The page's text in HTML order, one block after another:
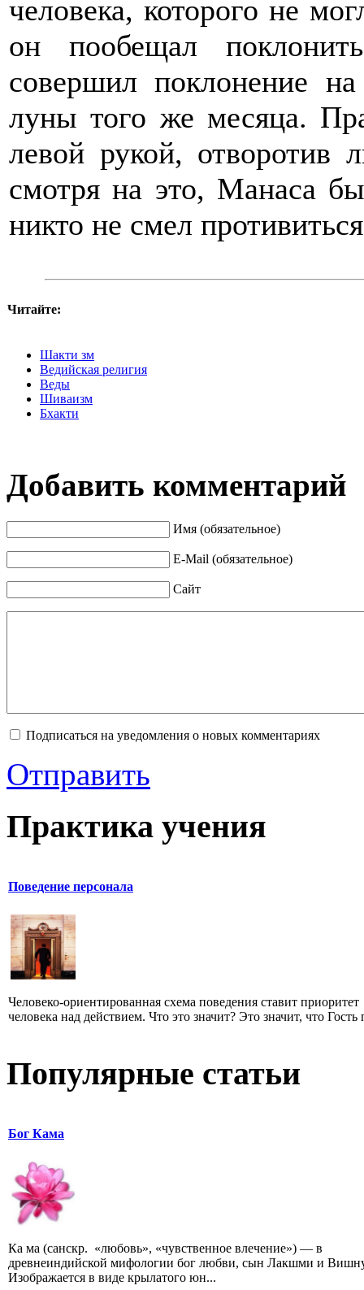
человека, которого не
он пообещал
совершил поклонение
луны того же месяца.
левой рукой, отворотив
смотря на это, Манаса
никто не смел
Читайте:
Шакти зм
Ведийская религия
Веды
Шиваизм
Бхакти
Добавить комментарий
Имя (обязательное)
E-Mail (обязательное)
Сайт
Подписаться на уведомления о новых комментариях
Отправить
Практика учения
Поведение персонала
Человеко-ориентированная схема поведения ставит приоритет
человека над действием. Что это значит? Это значит, что Гость
Популярные статьи
Бог Кама
Ка ма (санскр. «любовь», «чувственное влечение») — в
древнеиндийской мифологии бог любви, сын Лакшми и
Изображается в виде крылатого юн...